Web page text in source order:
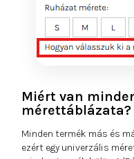
Miért van
mérettáblázata?
Minden termék más és
ezért egy univerzális